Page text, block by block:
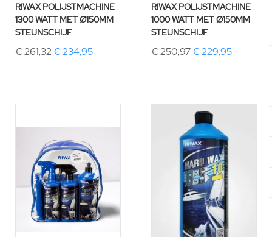
RIWAX POLIJSTMACHINE
1300 WATT MET Ø150MM
STEUNSCHIJF
€ 261,32€ 234,95
RIWAX POLIJSTMACHINE
1000 WATT MET Ø150MM
STEUNSCHIJF
€ 250,97€ 229,95